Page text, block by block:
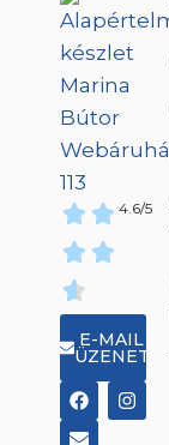
4.6/5
E-MAIL
ÜZENET
F
a
c
I
n
s
E
n
v